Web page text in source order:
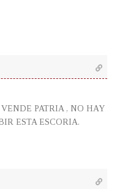
PATRIA , NO HAY
ESTA ESCORIA.